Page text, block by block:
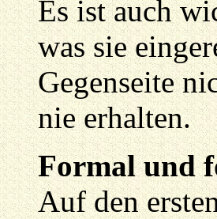
Es ist auch
was sie
Gegenseite
nie erhalten.
Formal und
Auf den